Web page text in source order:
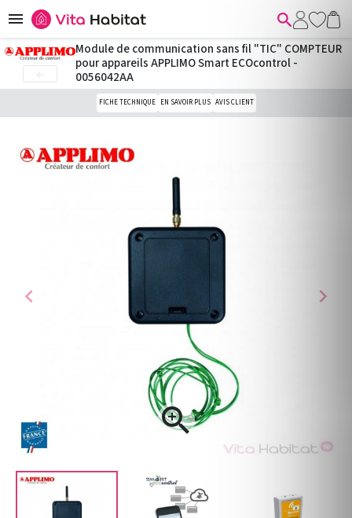
 
chevron_left

chevron_right
Module de communication sans fil "TIC" COMPTEUR
pour appareils APPLIMO Smart ECOcontrol -
0056042AA
FICHE TECHNIQUE EN SAVOIR PLUS AVIS CLIENT